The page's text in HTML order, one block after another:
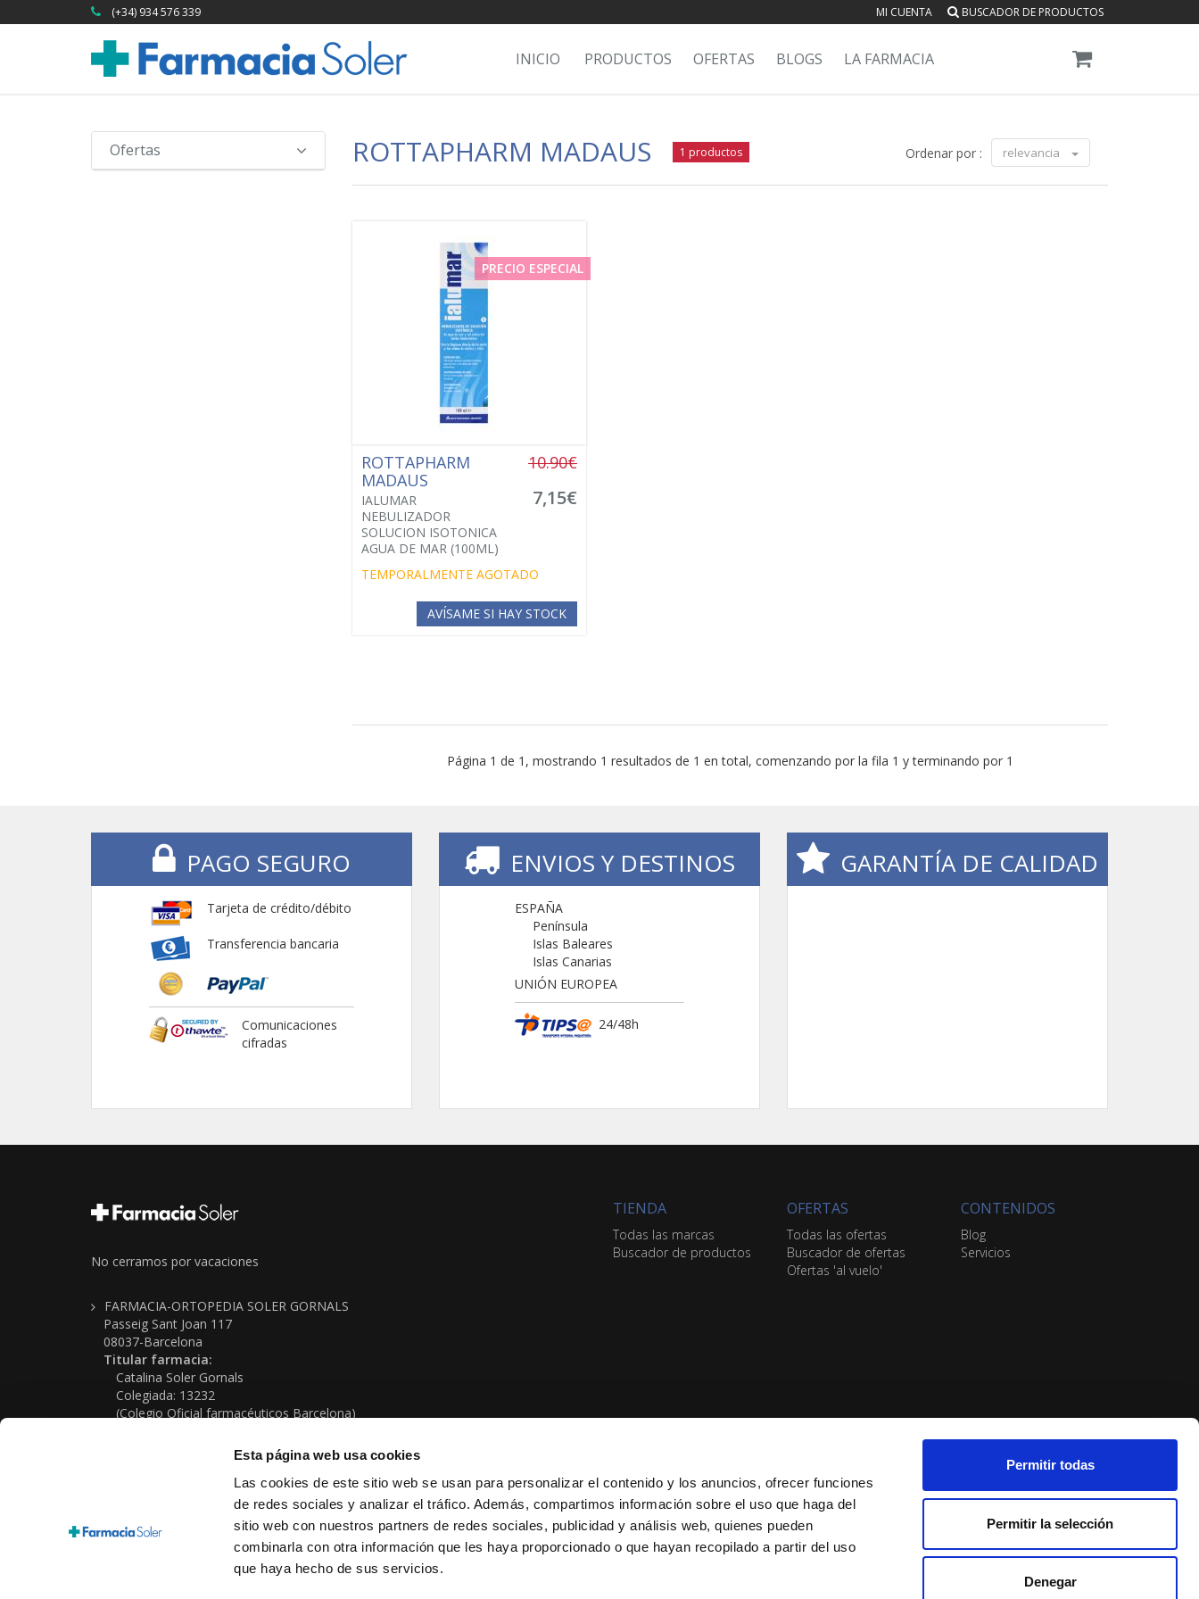
Esta página web usa cookies
Las cookies de este sitio web se usan para personalizar el contenido y los anuncios, ofrecer funciones
de redes sociales y analizar el tráfico. Además, compartimos información sobre el uso que haga del
sitio web con nuestros partners de redes sociales, publicidad y análisis web, quienes pueden
combinarla con otra información que les haya proporcionado o que hayan recopilado a partir del uso
que haya hecho de sus servicios.
Permitir todas
Permitir la selección
Denegar
(+34) 934 576 339 MI CUENTA BUSCADOR DE PRODUCTOS
INICIO PRODUCTOS OFERTAS BLOGS LA FARMACIA
Ofertas ROTTAPHARM MADAUS 1 productos Ordenar por : relevancia
PRECIO ESPECIAL
ROTTAPHARM
MADAUS
IALUMAR
NEBULIZADOR
SOLUCION ISOTONICA
AGUA DE MAR (100ML)
10.90€
7,15€
TEMPORALMENTE AGOTADO
AVÍSAME SI HAY STOCK
Página 1 de 1, mostrando 1 resultados de 1 en total, comenzando por la fila 1 y terminando por 1
PAGO SEGURO
Tarjeta de crédito/débito
Transferencia bancaria
Comunicaciones
cifradas
ENVIOS Y DESTINOS
ESPAÑA
Península
Islas Baleares
Islas Canarias
UNIÓN EUROPEA
24/48h
GARANTÍA DE CALIDAD
No cerramos por vacaciones
FARMACIA-ORTOPEDIA SOLER GORNALS
Passeig Sant Joan 117
08037-Barcelona
Titular farmacia:
Catalina Soler Gornals
Colegiada: 13232
(Colegio Oficial farmacéuticos Barcelona)
Email: farmacia@farmaciasoler.com
TIENDA
Todas las marcas
Buscador de productos
OFERTAS
Todas las ofertas
Buscador de ofertas
Ofertas 'al vuelo'
CONTENIDOS
Blog
Servicios